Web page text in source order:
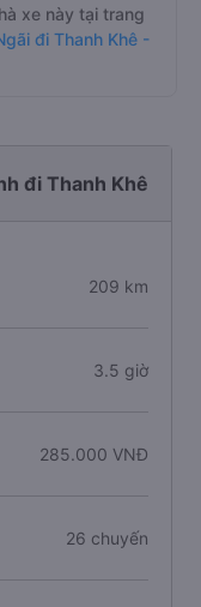
xe này tại trang
đi Thanh Khê -
đi Thanh Khê
209 km
3.5 giờ
285.000 VNĐ
26 chuyến